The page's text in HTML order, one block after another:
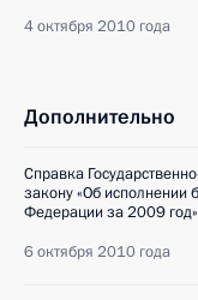
4 октября 2010 года
Дополнительно
Справка
закону «Об исполнении
Федерации за 2009 год»
6 октября 2010 года